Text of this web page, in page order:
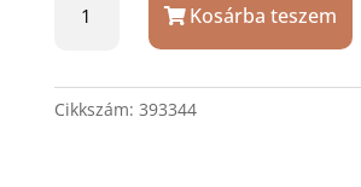
Molu
ajándék
Kosárba teszem
Cikkszám: 393344